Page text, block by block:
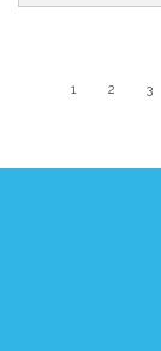
1 2 3